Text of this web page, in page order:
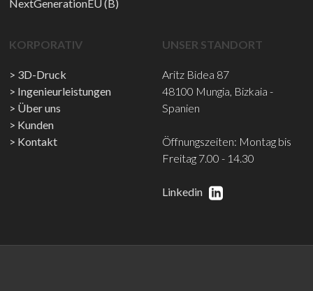
NextGenerationEU (B)
KORPORATIV
3D-Druck
Ingenieurleistungen
Über uns
Kunden
Kontakt
UNSER STANDORT
Aritz Bidea 87
48100 Mungia, Bizkaia -
Spanien
Öffnungszeiten: Montag bis
Freitag 7.00 - 14.30
Linkedin